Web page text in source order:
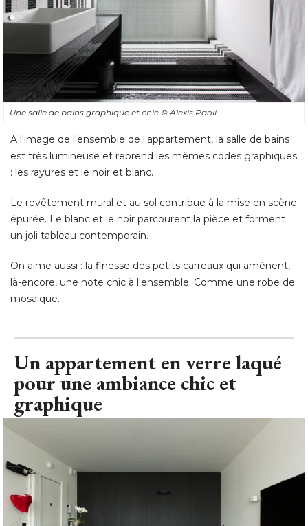
Une salle de bains graphique et chic © Alexis Paoli
A l'image de l'ensemble de l'appartement, la salle de bains
est très lumineuse et reprend les mêmes codes graphiques
: les rayures et le noir et blanc.
Le revêtement mural et au sol contribue à la mise en scène
épurée. Le blanc et le noir parcourent la pièce et forment
un joli tableau contemporain.
On aime aussi : la finesse des petits carreaux qui amènent,
là-encore, une note chic à l'ensemble. Comme une robe de
mosaïque.
Un appartement en verre laqué
pour une ambiance chic et
graphique